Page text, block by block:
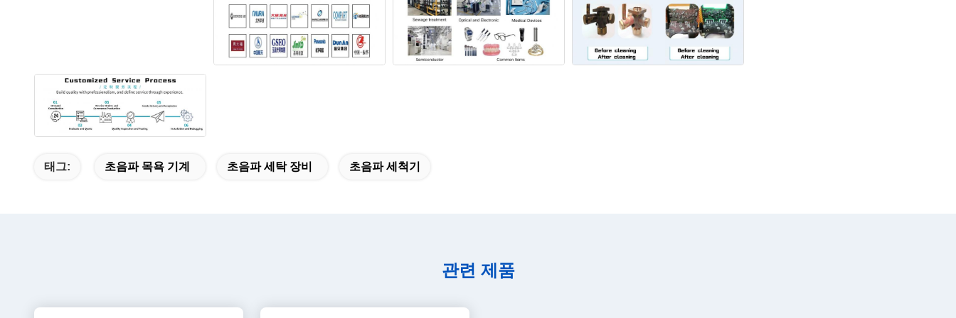
태그: 초음파 목욕 기계 초음파 세탁 장비 초음파 세척기
관련 제품